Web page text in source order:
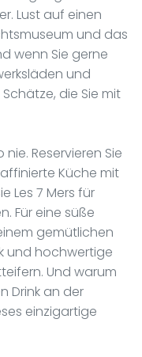
Lust auf einen
und das
wenn Sie gerne
und
die Sie mit
Reservieren Sie
Küche mit
Les 7 Mers für
Für eine süße
gemütlichen
und hochwertige
Und warum
Drink an der
einzigartige